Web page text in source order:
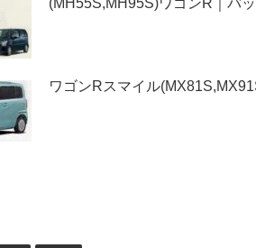
(MH55S,MH95S)ワゴンR｜バ
ワゴンRスマイル